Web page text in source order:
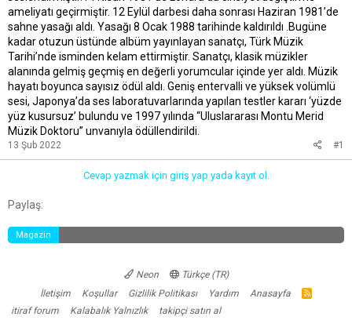
ameliyatı geçirmiştir. 12 Eylül darbesi daha sonrası Haziran 1981’de
sahne yasağı aldı. Yasağı 8 Ocak 1988 tarihinde kaldırıldı .Bugüne
kadar otuzun üstünde albüm yayınlayan sanatçı, Türk Müzik
Tarihi’nde isminden kelam ettirmiştir. Sanatçı, klasik müzikler
alanında gelmiş geçmiş en değerli yorumcular içinde yer aldı. Müzik
hayatı boyunca sayısız ödül aldı. Geniş entervalli ve yüksek volümlü
sesi, Japonya’da ses laboratuvarlarında yapılan testler kararı ‘yüzde
yüz kusursuz’ bulundu ve 1997 yılında “Uluslararası Montu Merid
Müzik Doktoru” unvanıyla ödüllendirildi.
13 Şub 2022 #1
Cevap yazmak için giriş yap yada kayıt ol.
Paylaş:
Magazin
Neon
Türkçe (TR)
İletişim
Koşullar Gizlilik Politikası Yardım Anasayfa
R
itiraf forum Kalabalık Yalnızlık takipçi satın al